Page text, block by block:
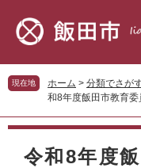
先
頭
す。
を
飛
し
現在地 ホーム > 分類でさが
和8年度飯田市教育
本
令和8年度